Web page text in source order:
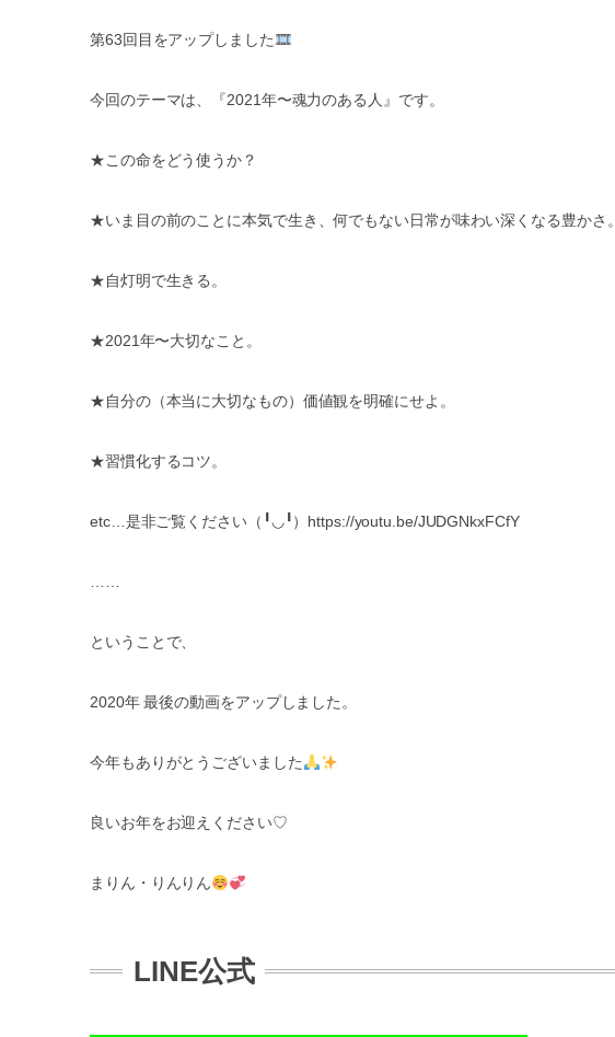
第63回目をアップしました
今回のテーマは、『2021年〜魂力のある人』です。
★この命をどう使うか？
★いま目の前のことに本気で生き、何でもない日常が味わい深くなる豊かさ。
★自灯明で生きる。
★2021年〜大切なこと。
★自分の（本当に大切なもの）価値観を明確にせよ。
★習慣化するコツ。
etc…是非ご覧ください（ ╹◡╹）https://youtu.be/JUDGNkxFCfY
……
ということで、
2020年 最後の動画をアップしました。
今年もありがとうございました
良いお年をお迎えください♡
まりん・りんりん
LINE公式